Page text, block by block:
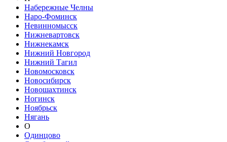
Набережные Челны
Наро-Фоминск
Невинномысск
Нижневартовск
Нижнекамск
Нижний Новгород
Нижний Тагил
Новомосковск
Новосибирск
Новошахтинск
Ногинск
Ноябрьск
Нягань
О
Одинцово